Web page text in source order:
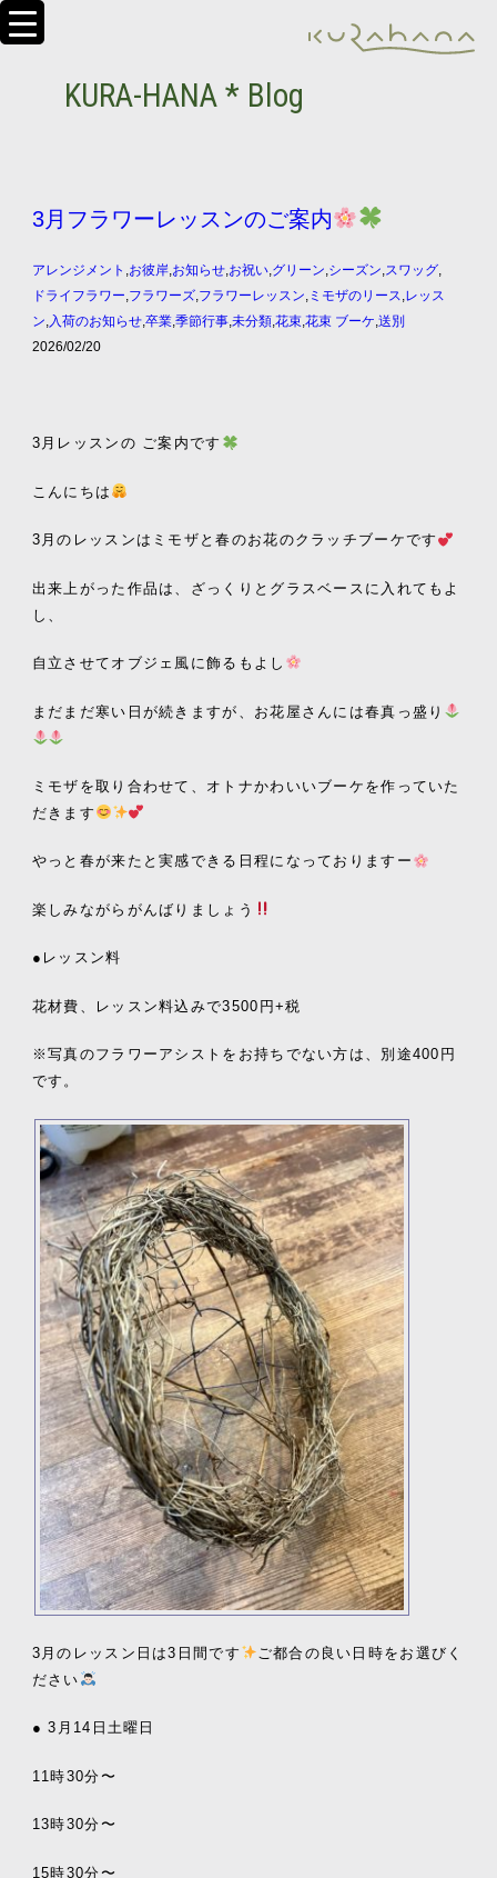
KURA-HANA * Blog
3月フラワーレッスンのご案内
アレンジメント ,お彼岸,お知らせ,お祝い,グリーン,シーズン,スワッグ,
ドライフラワー,フラワーズ,フラワーレッスン,ミモザのリース,レッス
ン,入荷のお知らせ,卒業,季節行事,未分類,花束,花束 ブーケ,送別
2026/02/20
3月レッスンの ご案内です
こんにちは
3月のレッスンはミモザと春のお花のクラッチブーケです
出来上がった作品は、ざっくりとグラスベースに入れてもよ
し、
自立させてオブジェ風に飾るもよし
まだまだ寒い日が続きますが、お花屋さんには春真っ盛り
ミモザを取り合わせて、オトナかわいいブーケを作っていた
だきます
やっと春が来たと実感できる日程になっておりますー
楽しみながらがんばりましょう
●レッスン料
花材費、レッスン料込みで3500円+税
※写真のフラワーアシストをお持ちでない方は、別途400円
です。
3月のレッスン日は3日間です
ご都合の良い日時をお選びく
ださい
● 3月14日土曜日
11時30分〜
13時30分〜
15時30分〜